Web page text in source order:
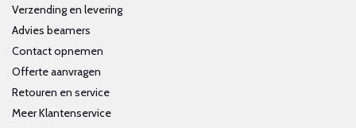
Verzending en levering
Advies beamers
Contact opnemen
Offerte aanvragen
Retouren en service
Meer Klantenservice